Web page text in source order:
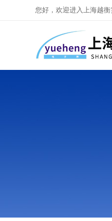
您好，欢迎进入上海越衡